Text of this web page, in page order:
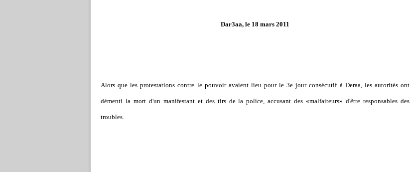
Dar3aa, le 18 mars 2011
Alors que les protestations contre le pouvoir avaient lieu pour le 3e jour consécutif à Deraa, les autorités ont
démenti la mort d'un manifestant et des tirs de la police, accusant des «malfaiteurs» d'être responsables des
troubles.